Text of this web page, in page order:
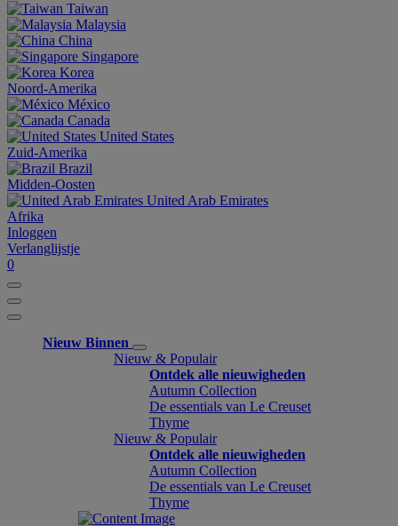
Taiwan
Malaysia
China
Singapore
Korea
Noord-Amerika
México
Canada
United States
Zuid-Amerika
Brazil
Midden-Oosten
United Arab Emirates
Afrika
Inloggen
Verlanglijstje
0
Nieuw Binnen
Nieuw & Populair
Ontdek alle nieuwigheden
Autumn Collection
De essentials van Le Creuset
Thyme
Nieuw & Populair
Ontdek alle nieuwigheden
Autumn Collection
De essentials van Le Creuset
Thyme